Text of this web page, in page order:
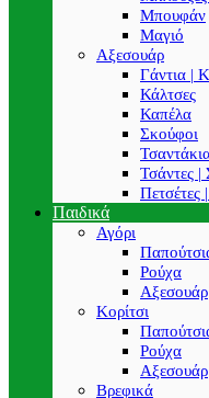
Μπουφάν
Μαγιό
Αξεσουάρ
Γάντια |
Κάλτσες
Καπέλα
Σκούφοι
Τσάντες |
Πετσέτες
Παιδικά
Αγόρι
Ρούχα
Αξεσουάρ
Κορίτσι
Ρούχα
Αξεσουάρ
Βρεφικά